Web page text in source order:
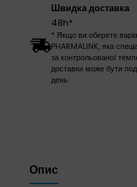
Швидка доставка
48h*
* Якщо ви оберете
PHARMALINK, яка
за контрольованої
доставки може бути
день.
Опис